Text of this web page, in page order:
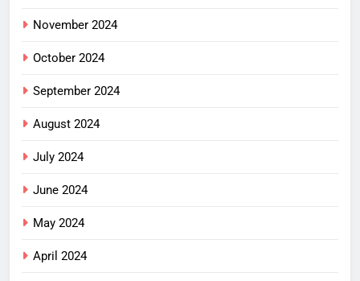
November 2024
October 2024
September 2024
August 2024
July 2024
June 2024
May 2024
April 2024